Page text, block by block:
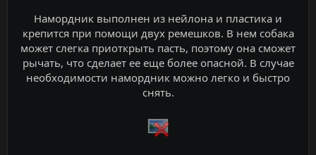
Намордник выполнен из нейлона и пластика и
крепится при помощи двух ремешков. В нем собака
может слегка приоткрыть пасть, поэтому она сможет
рычать, что сделает ее еще более опасной. В случае
необходимости намордник можно легко и быстро
снять.